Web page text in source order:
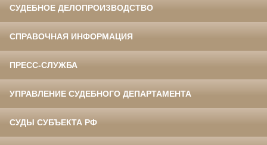
СУДЕБНОЕ ДЕЛОПРОИЗВОДСТВО
СПРАВОЧНАЯ ИНФОРМАЦИЯ
ПРЕСС-СЛУЖБА
УПРАВЛЕНИЕ СУДЕБНОГО ДЕПАРТАМЕНТА
СУДЫ СУБЪЕКТА РФ